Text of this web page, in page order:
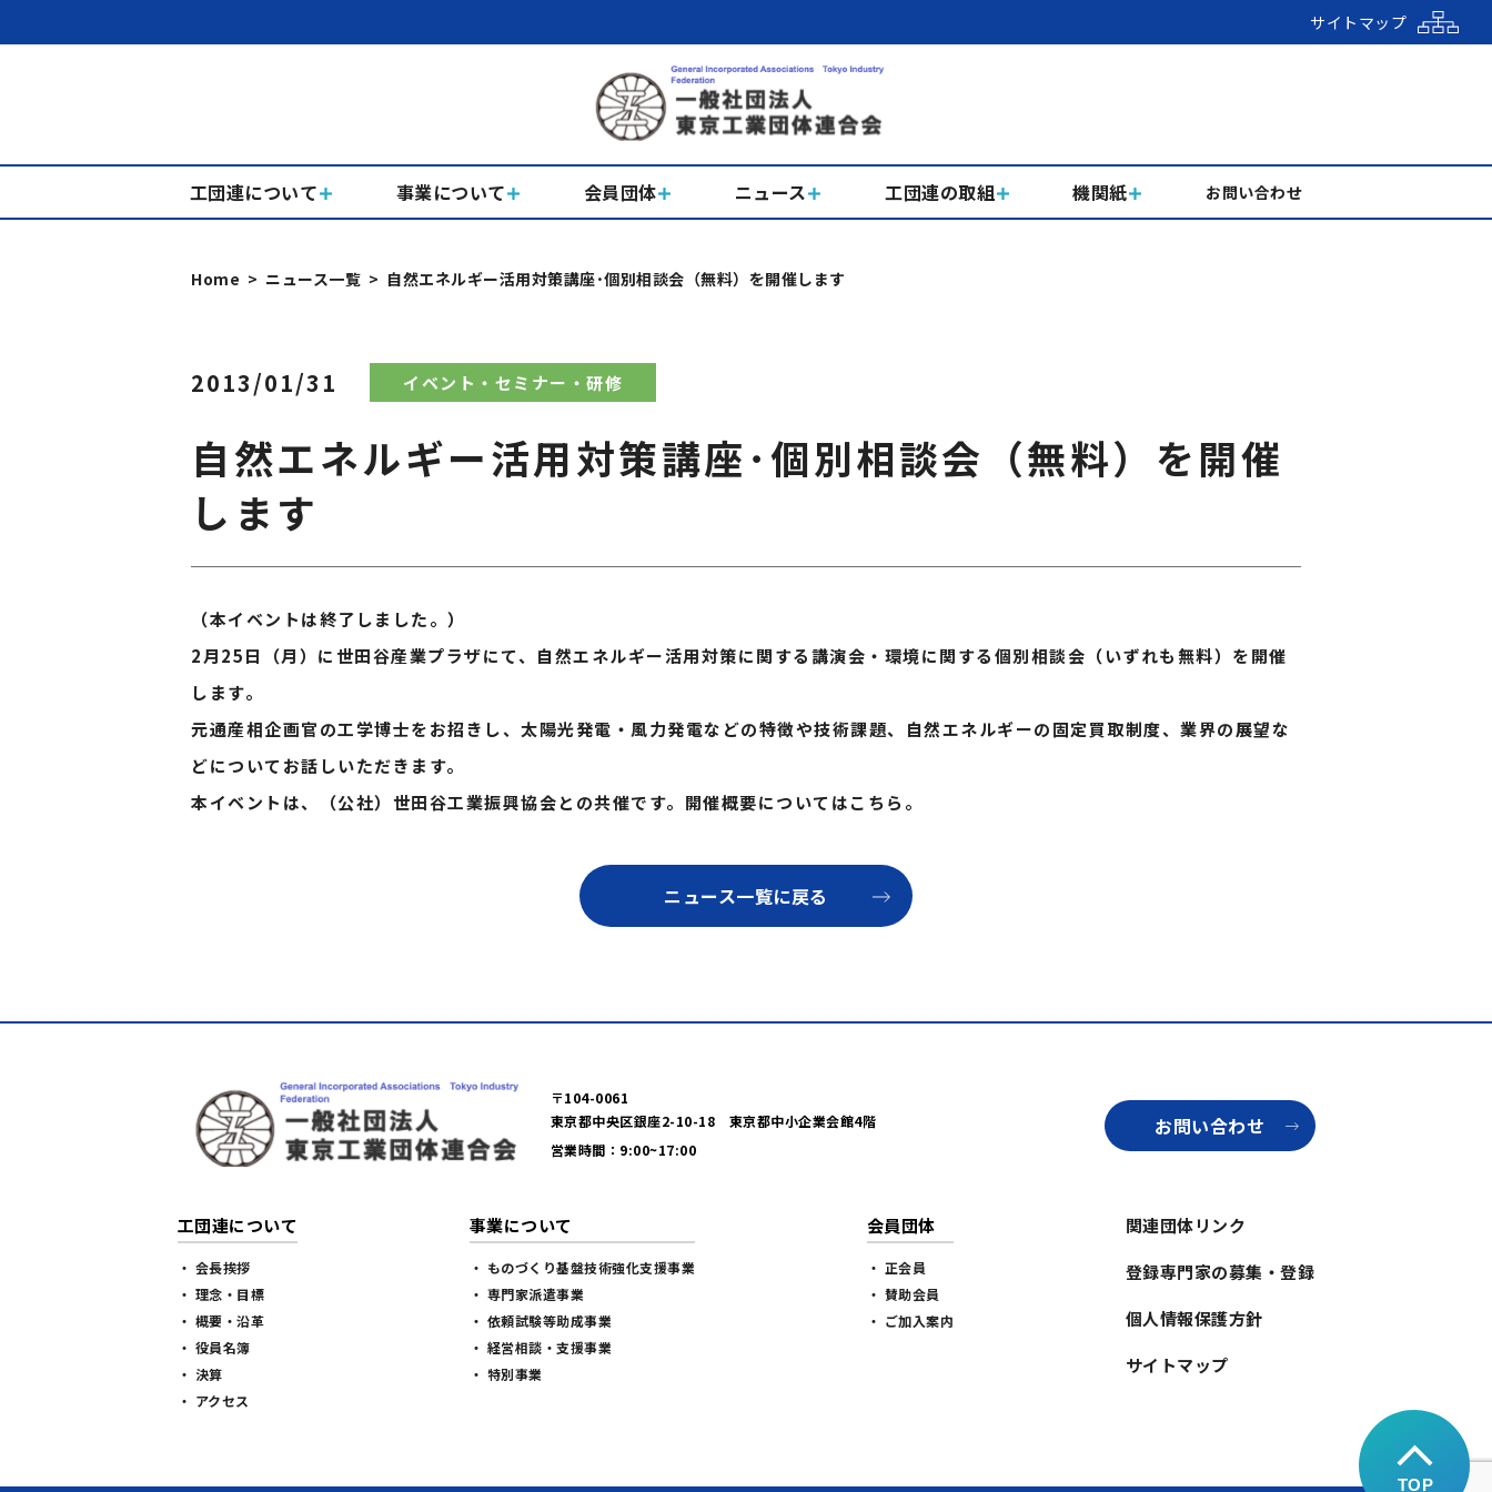
サイトマップ
工団連について 事業について 会員団体 ニュース 工団連の取組 機関紙 お問い合わせ
Home ニュース一覧 自然エネルギー活用対策講座･個別相談会（無料）を開催します
2013/01/31 イベント・セミナー・研修
自然エネルギー活用対策講座･個別相談会（無料）を開催
します
（本イベントは終了しました。）
2月25日（月）に世田谷産業プラザにて、自然エネルギー活用対策に関する講演会・環境に関する個別相談会（いずれも無料）を開催
します。
元通産相企画官の工学博士をお招きし、太陽光発電・風力発電などの特徴や技術課題、自然エネルギーの固定買取制度、業界の展望な
どについてお話しいただきます。
本イベントは、（公社）世田谷工業振興協会との共催です。開催概要についてはこちら。
ニュース一覧に戻る
〒104-0061
東京都中央区銀座2-10-18 東京都中小企業会館4階
営業時間：9:00~17:00
お問い合わせ
工団連について
・ 会長挨拶
・ 理念・目標
・ 概要・沿革
・ 役員名簿
・ 決算
・ アクセス
事業について
・ ものづくり基盤技術強化支援事業
・ 専門家派遣事業
・ 依頼試験等助成事業
・ 経営相談・支援事業
・ 特別事業
会員団体
・ 正会員
・ 賛助会員
・ ご加入案内
関連団体リンク
登録専門家の募集・登録
個人情報保護方針
サイトマップ